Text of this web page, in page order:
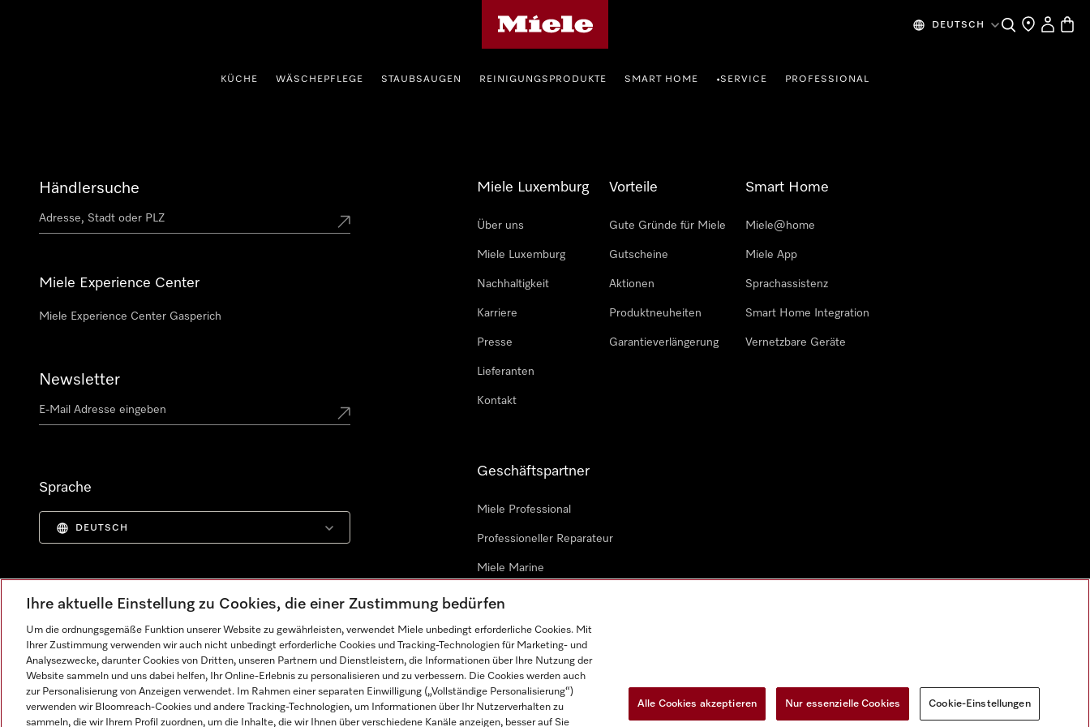
DEUTSCH SucheHändlersuche
KÜCHE WÄSCHEPFLEGE STAUBSAUGEN REINIGUNGSPRODUKTE SMART HOME •SERVICE PROFESSIONAL
Händlersuche
Miele Experience Center
Miele Experience Center Gasperich
Newsletter
Sprache
DEUTSCH
Miele Luxemburg
Über uns
Miele Luxemburg
Nachhaltigkeit
Karriere
Presse
Lieferanten
Kontakt
Vorteile
Gute Gründe für Miele
Gutscheine
Aktionen
Produktneuheiten
Garantieverlängerung
Smart Home
Miele@home
Miele App
Sprachassistenz
Smart Home Integration
Vernetzbare Geräte
Geschäftspartner
Miele Professional
Professioneller Reparateur
Miele Marine
Architekten & Bauträger
Impressum AGB Datenschutz Nutzungsbedingungen Barrièrefreiheetserklärung Gesetzen über digitale Dienste Widerrufsformular Cookie-Einstellungen
Ihre aktuelle Einstellung zu Cookies, die einer Zustimmung bedürfen
Um die ordnungsgemäße Funktion unserer Website zu gewährleisten, verwendet Miele unbedingt erforderliche Cookies. Mit
Ihrer Zustimmung verwenden wir auch nicht unbedingt erforderliche Cookies und Tracking-Technologien für Marketing- und
Analysezwecke, darunter Cookies von Dritten, unseren Partnern und Dienstleistern, die Informationen über Ihre Nutzung der
Website sammeln und uns dabei helfen, Ihr Online-Erlebnis zu personalisieren und zu verbessern. Die Cookies werden auch
zur Personalisierung von Anzeigen verwendet. Im Rahmen einer separaten Einwilligung („Vollständige Personalisierung“)
verwenden wir Bloomreach-Cookies und andere Tracking-Technologien, um Informationen über Ihr Nutzerverhalten zu
sammeln, die wir Ihrem Profil zuordnen, um die Inhalte, die wir Ihnen über verschiedene Kanäle anzeigen, besser auf Sie
Alle Cookies akzeptieren Nur essenzielle Cookies Cookie-Einstellungen